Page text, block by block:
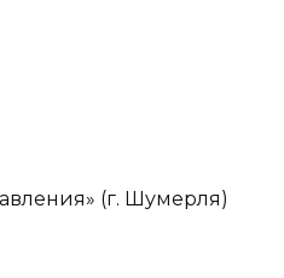
(г. Шумерля)